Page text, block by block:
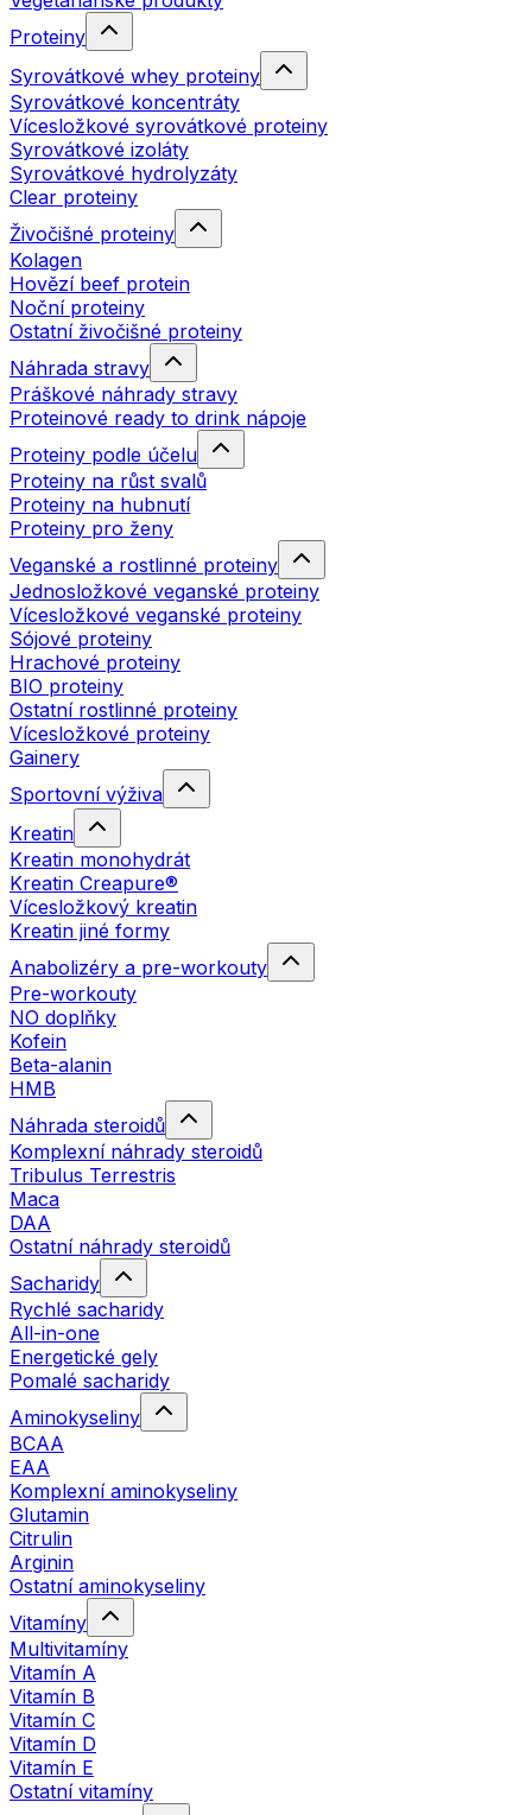
Proteiny
Syrovátkové whey proteiny
Syrovátkové koncentráty
Vícesložkové syrovátkové proteiny
Syrovátkové izoláty
Syrovátkové hydrolyzáty
Clear proteiny
Živočišné proteiny
Kolagen
Hovězí beef protein
Noční proteiny
Ostatní živočišné proteiny
Náhrada stravy
Práškové náhrady stravy
Proteinové ready to drink nápoje
Proteiny podle účelu
Proteiny na růst svalů
Proteiny na hubnutí
Proteiny pro ženy
Veganské a rostlinné proteiny
Jednosložkové veganské proteiny
Vícesložkové veganské proteiny
Sójové proteiny
Hrachové proteiny
BIO proteiny
Ostatní rostlinné proteiny
Vícesložkové proteiny
Gainery
Sportovní výživa
Kreatin
Kreatin monohydrát
Kreatin Creapure®
Vícesložkový kreatin
Kreatin jiné formy
Anabolizéry a pre-workouty
Pre-workouty
NO doplňky
Kofein
Beta-alanin
HMB
Náhrada steroidů
Komplexní náhrady steroidů
Tribulus Terrestris
Maca
DAA
Ostatní náhrady steroidů
Sacharidy
Rychlé sacharidy
All-in-one
Energetické gely
Pomalé sacharidy
Aminokyseliny
BCAA
EAA
Komplexní aminokyseliny
Glutamin
Citrulin
Arginin
Ostatní aminokyseliny
Vitamíny
Multivitamíny
Vitamín A
Vitamín B
Vitamín C
Vitamín D
Vitamín E
Ostatní vitamíny